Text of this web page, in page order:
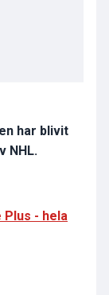
har blivit
NHL.
Plus - hela